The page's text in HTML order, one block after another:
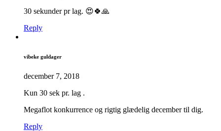
30 sekunder pr lag. 😍🍀🙏
Reply
vibeke guldager
december 7, 2018
Kun 30 sek pr. lag .
Megaflot konkurrence og rigtig glædelig december til dig.
Reply